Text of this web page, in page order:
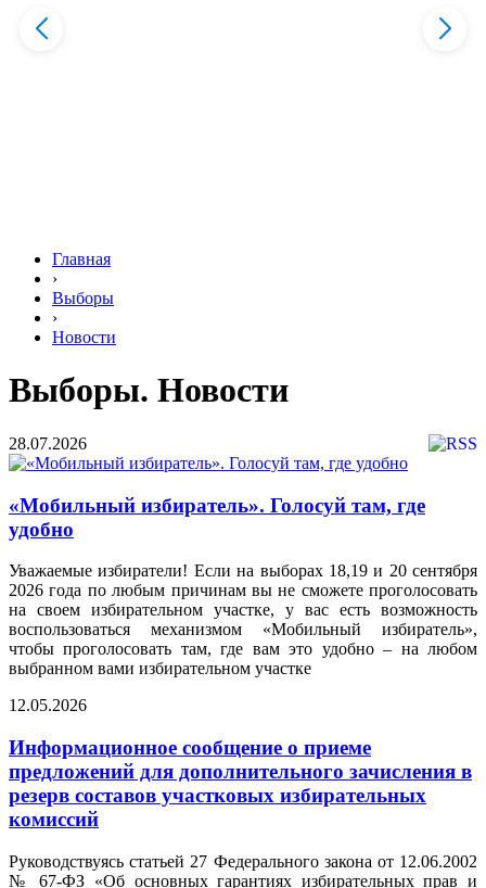
Главная
›
Выборы
›
Новости
Выборы. Новости
28.07.2026
«Мобильный избиратель». Голосуй там, где
удобно
Уважаемые избиратели! Если на выборах 18,19 и 20 сентября
2026 года по любым причинам вы не сможете проголосовать
на своем избирательном участке, у вас есть возможность
воспользоваться механизмом «Мобильный избиратель»,
чтобы проголосовать там, где вам это удобно – на любом
выбранном вами избирательном участке
12.05.2026
Информационное сообщение о приеме
предложений для дополнительного зачисления в
резерв составов участковых избирательных
комиссий
Руководствуясь статьей 27 Федерального закона от 12.06.2002
№ 67-ФЗ «Об основных гарантиях избирательных прав и